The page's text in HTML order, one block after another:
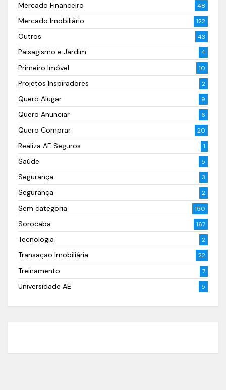
Mercado Financeiro 48
Mercado Imobiliário 122
Outros 43
Paisagismo e Jardim 4
Primeiro Imóvel 10
Projetos Inspiradores 2
Quero Alugar 9
Quero Anunciar 6
Quero Comprar 20
Realiza AE Seguros 1
Saúde 5
Segurança 3
Segurança 2
Sem categoria 150
Sorocaba 167
Tecnologia 2
Transação Imobiliária 22
Treinamento 7
Universidade AE 5